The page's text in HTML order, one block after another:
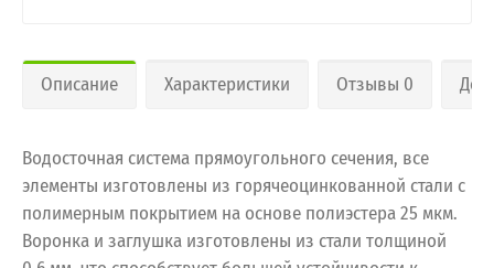
Описание Характеристики Отзывы 0
Водосточная система прямоугольного сечения, все
элементы изготовлены из горячеоцинкованной стали с
полимерным покрытием на основе полиэстера 25 мкм.
Воронка и заглушка изготовлены из стали толщиной